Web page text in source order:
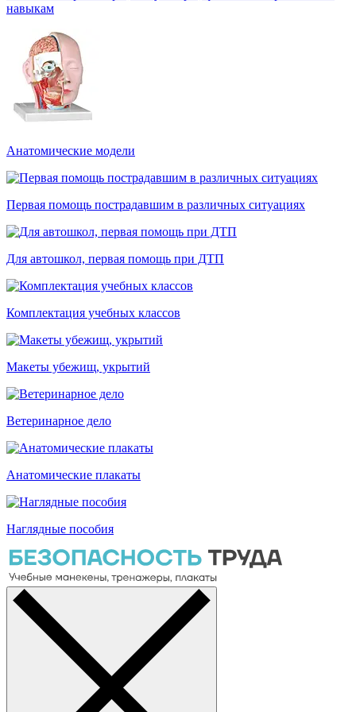
навыкам
Анатомические модели
Первая помощь пострадавшим в различных ситуациях
Для автошкол, первая помощь при ДТП
Комплектация учебных классов
Макеты убежищ, укрытий
Ветеринарное дело
Анатомические плакаты
Наглядные пособия